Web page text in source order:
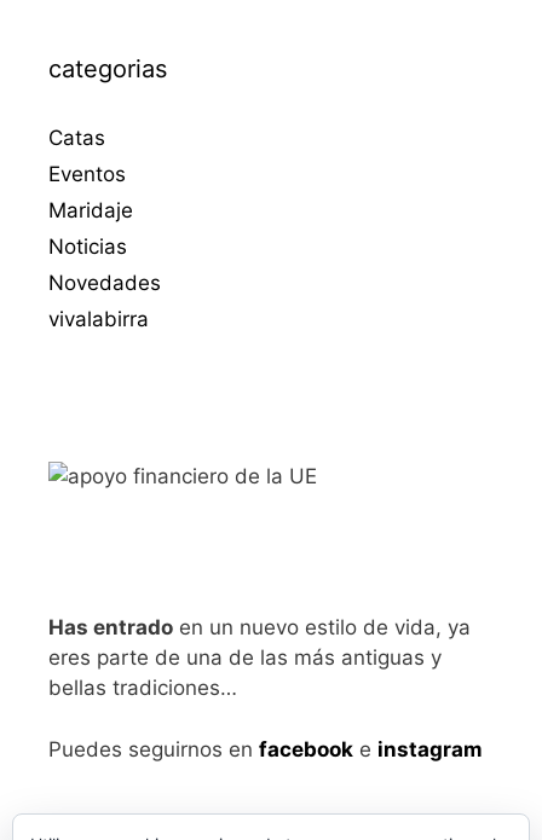
categorias
Catas
Eventos
Maridaje
Noticias
Novedades
vivalabirra
Has entrado en un nuevo estilo de vida, ya
eres parte de una de las más antiguas y
bellas tradiciones…
Puedes seguirnos en facebook e instagram